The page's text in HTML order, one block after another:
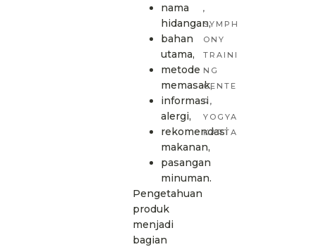
nama
hidangan,
bahan
utama,
metode
memasak,
informasi
alergi,
rekomendasi
makanan,
pasangan
minuman.
Pengetahuan
produk
menjadi
bagian
,
SYMPH
ONY
TRAINI
NG
CENTE
R ,
YOGYA
KARTA